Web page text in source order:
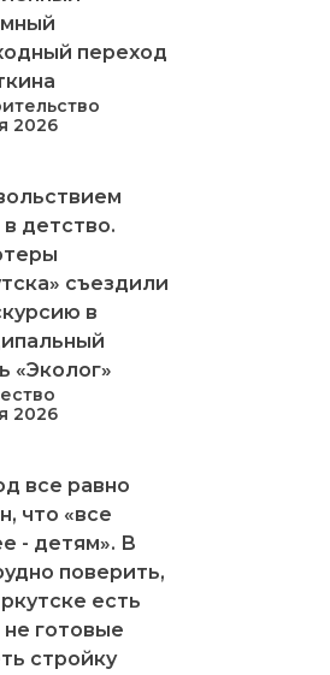
переход
2026
в детство.
съездили
в
«Эколог»
2026
все равно
что «все
- детям». В
поверить,
есть
готовые
стройку